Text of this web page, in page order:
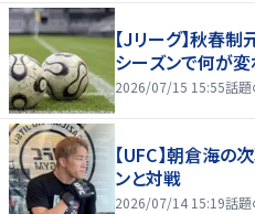
【Jリーグ】秋春
シーズンで何が変
2026/07/15 15:55話題
【UFC】朝倉海
ンと対戦
2026/07/14 15:19話題